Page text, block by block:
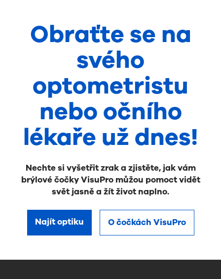
Obraťte se na
svého
optometristu
nebo očního
lékaře už dnes!
Nechte si vyšetřit zrak a zjistěte, jak vám
brýlové čočky VisuPro můžou pomoct vidět
svět jasně a žít život naplno.
Najít optiku O čočkách VisuPro